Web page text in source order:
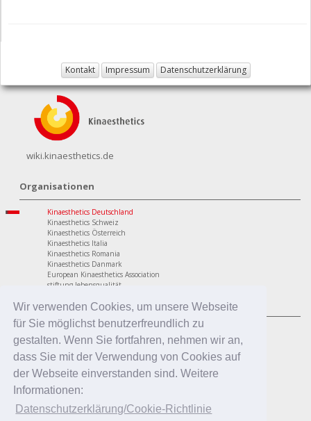
Wir verwenden Cookies, um unsere Webseite
für Sie möglichst benutzerfreundlich zu
gestalten. Wenn Sie fortfahren, nehmen wir an,
dass Sie mit der Verwendung von Cookies auf
der Webseite einverstanden sind. Weitere
Informationen:
Datenschutzerklärung/Cookie-Richtlinie
Kontakt Impressum Datenschutzerklärung
wiki.kinaesthetics.de
Organisationen
Kinaesthetics Deutschland
Kinaesthetics Schweiz
Kinaesthetics Österreich
Kinaesthetics Italia
Kinaesthetics Romania
Kinaesthetics Danmark
European Kinaesthetics Association
stiftung lebensqualität
Programme
personaler Bereich
Kinaesthetics Lebensqualität im Alter
Kinaesthetics Gesundheit am Arbeitsplatz
Kinaesthetics Kreatives Lernen
professionaler Bereich
Kinaesthetics in der Pflege
Kinaesthetics Pflegende Angehörige
Kinaesthetics in der Erziehung